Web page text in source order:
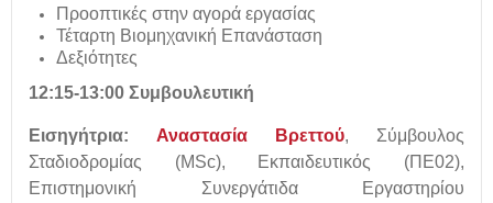
Προοπτικές στην αγορά εργασίας
Τέταρτη Βιομηχανική Επανάσταση
Δεξιότητες
12:15-13:00 Συμβουλευτική
Εισηγήτρια: Αναστασία Βρεττού, Σύμβουλος
Σταδιοδρομίας (MSc), Εκπαιδευτικός (ΠΕ02),
Επιστημονική Συνεργάτιδα Εργαστηρίου